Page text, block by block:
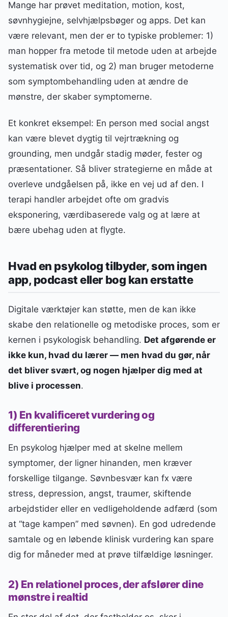
Mange har prøvet meditation, motion, kost,
søvnhygiejne, selvhjælpsbøger og apps. Det kan
være relevant, men der er to typiske problemer: 1)
man hopper fra metode til metode uden at arbejde
systematisk over tid, og 2) man bruger metoderne
som symptombehandling uden at ændre de
mønstre, der skaber symptomerne.
Et konkret eksempel: En person med social angst
kan være blevet dygtig til vejrtrækning og
grounding, men undgår stadig møder, fester og
præsentationer. Så bliver strategierne en måde at
overleve undgåelsen på, ikke en vej ud af den. I
terapi handler arbejdet ofte om gradvis
eksponering, værdibaserede valg og at lære at
bære ubehag uden at flygte.
Hvad en psykolog tilbyder, som ingen
app, podcast eller bog kan erstatte
Digitale værktøjer kan støtte, men de kan ikke
skabe den relationelle og metodiske proces, som er
kernen i psykologisk behandling. Det afgørende er
ikke kun, hvad du lærer — men hvad du gør, når
det bliver svært, og nogen hjælper dig med at
blive i processen.
1) En kvalificeret vurdering og
differentiering
En psykolog hjælper med at skelne mellem
symptomer, der ligner hinanden, men kræver
forskellige tilgange. Søvnbesvær kan fx være
stress, depression, angst, traumer, skiftende
arbejdstider eller en vedligeholdende adfærd (som
at “tage kampen” med søvnen). En god udredende
samtale og en løbende klinisk vurdering kan spare
dig for måneder med at prøve tilfældige løsninger.
2) En relationel proces, der afslører dine
mønstre i realtid